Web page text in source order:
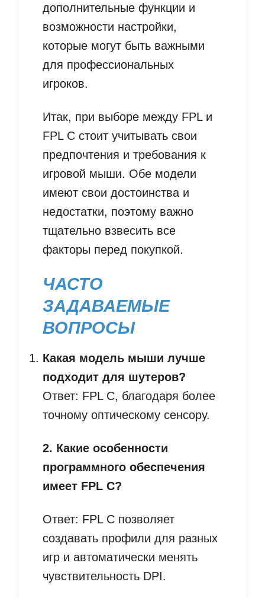
дополнительные функции и
возможности настройки,
которые могут быть важными
для профессиональных
игроков.
Итак, при выборе между FPL и
FPL C стоит учитывать свои
предпочтения и требования к
игровой мыши. Обе модели
имеют свои достоинства и
недостатки, поэтому важно
тщательно взвесить все
факторы перед покупкой.
ЧАСТО
ЗАДАВАЕМЫЕ
ВОПРОСЫ
Какая модель мыши лучше
подходит для шутеров?
Ответ: FPL C, благодаря более
точному оптическому сенсору.
2. Какие особенности
программного обеспечения
имеет FPL C?
Ответ: FPL C позволяет
создавать профили для разных
игр и автоматически менять
чувствительность DPI.